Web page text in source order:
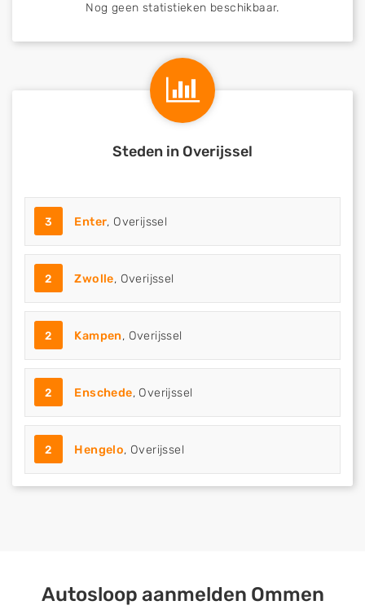
Nog geen statistieken beschikbaar.
Steden in Overijssel
3 Enter, Overijssel
2 Zwolle, Overijssel
2 Kampen, Overijssel
2 Enschede, Overijssel
2 Hengelo, Overijssel
Autosloop aanmelden Ommen